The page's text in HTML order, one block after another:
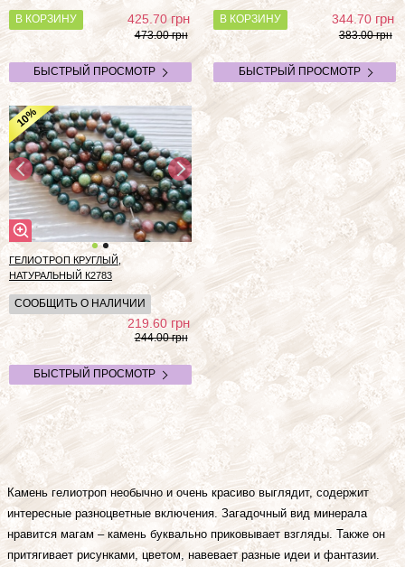
Камень гелиотроп необычно и очень красиво выглядит, содержит
интересные разноцветные включения. Загадочный вид минерала
нравится магам – камень буквально приковывает взгляды. Также он
притягивает рисунками, цветом, навевает разные идеи и фантазии.
В КОРЗИНУ 425.70грн
473.00 грн
БЫСТРЫЙ ПРОСМОТР
В КОРЗИНУ 344.70грн
383.00 грн
БЫСТРЫЙ ПРОСМОТР
10%
ГЕЛИОТРОП КРУГЛЫЙ,
НАТУРАЛЬНЫЙ К2783
СООБЩИТЬ О НАЛИЧИИ
219.60грн
244.00 грн
БЫСТРЫЙ ПРОСМОТР